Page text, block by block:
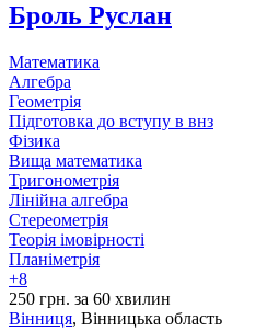
Броль Руслан
Математика
Алгебра
Геометрія
Підготовка до вступу в внз
Фізика
Вища математика
Тригонометрія
Лінійна алгебра
Стереометрія
Теорія імовірності
Планіметрія
+8
250 грн. за 60 хвилин
Вінниця, Вінницька область